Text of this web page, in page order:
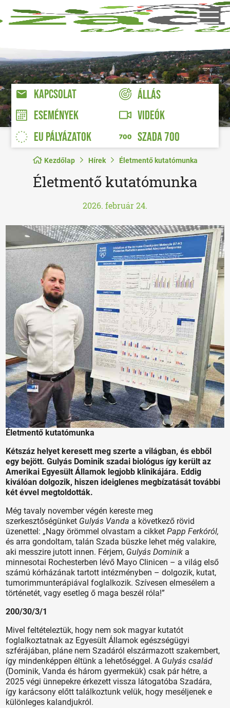
KAPCSOLAT
ÁLLÁS
ESEMÉNYEK
VIDEÓK
EU PÁLYÁZATOK
SZADA 700
Kezdőlap Hírek Életmentő kutatómunka
Életmentő kutatómunka
2026. február 24.
Életmentő kutatómunka
Kétszáz helyet keresett meg szerte a világban, és ebből
egy bejött. Gulyás Dominik szadai biológus így került az
Amerikai Egyesült Államok legjobb klinikájára. Eddig
kiválóan dolgozik, hiszen ideiglenes megbízatását további
két évvel megtoldották.
Még tavaly november végén kereste meg
szerkesztőségünket Gulyás Vanda a következő rövid
üzenettel: „Nagy örömmel olvastam a cikketPapp Ferkóról,
és arra gondoltam, talán Szada büszke lehet még valakire,
aki messzire jutott innen. Férjem, Gulyás Dominik a
minnesotai Rochesterben lévő Mayo Clinicen – a világ első
számú kórházának tartott intézményben – dolgozik, kutat,
tumorimmunterápiával foglalkozik. Szívesen elmesélem a
történetét, vagy esetleg ő maga beszél róla!”
200/30/3/1
Mivel feltételeztük, hogy nem sok magyar kutatót
foglalkoztatnak az Egyesült Államok egészségügyi
szférájában, pláne nem Szadáról elszármazott szakembert,
így mindenképpen éltünk a lehetőséggel. A Gulyás család
(Dominik, Vanda és három gyermekük) csak pár hétre, a
2025 végi ünnepekre érkezett vissza látogatóba Szadára,
így karácsony előtt találkoztunk velük, hogy meséljenek e
különleges kalandjukról.